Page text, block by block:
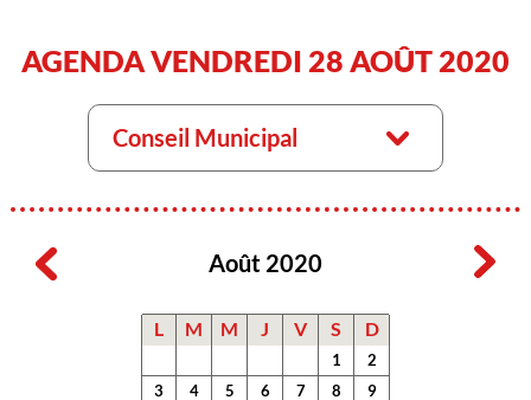
AGENDA VENDREDI 28 AOÛT 2020
Conseil Municipal
Août 2020
L M M J V S D
1
2
3
4 5 6 7 8
9